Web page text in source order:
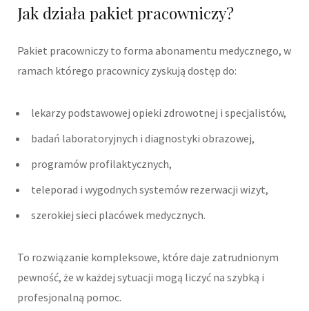
Jak działa pakiet pracowniczy?
Pakiet pracowniczy to forma abonamentu medycznego, w
ramach którego pracownicy zyskują dostęp do:
lekarzy podstawowej opieki zdrowotnej i specjalistów,
badań laboratoryjnych i diagnostyki obrazowej,
programów profilaktycznych,
teleporad i wygodnych systemów rezerwacji wizyt,
szerokiej sieci placówek medycznych.
To rozwiązanie kompleksowe, które daje zatrudnionym
pewność, że w każdej sytuacji mogą liczyć na szybką i
profesjonalną pomoc.